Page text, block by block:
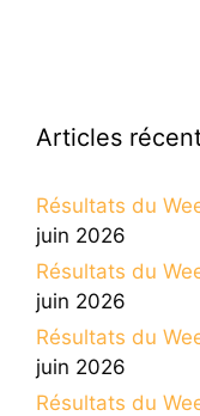
Articles
Résultats du
juin 2026
Résultats du
juin 2026
Résultats du
juin 2026
Résultats du